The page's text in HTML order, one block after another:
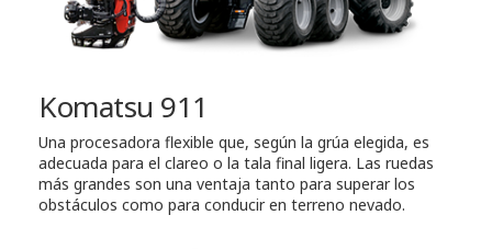
Komatsu 911
Una procesadora flexible que, según la grúa elegida, es
adecuada para el clareo o la tala final ligera. Las ruedas
más grandes son una ventaja tanto para superar los
obstáculos como para conducir en terreno nevado.